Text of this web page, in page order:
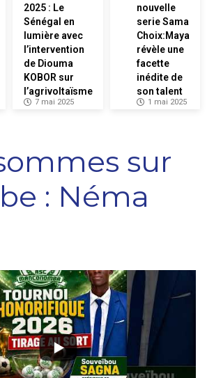
2025 : Le
Sénégal en
lumière avec
l’intervention
de Diouma
KOBOR sur
l’agrivoltaïsme
7 mai 2025
nouvelle
serie Sama
Choix:Maya
révèle une
facette
inédite de
son talent
1 mai 2025
sur
: Néma